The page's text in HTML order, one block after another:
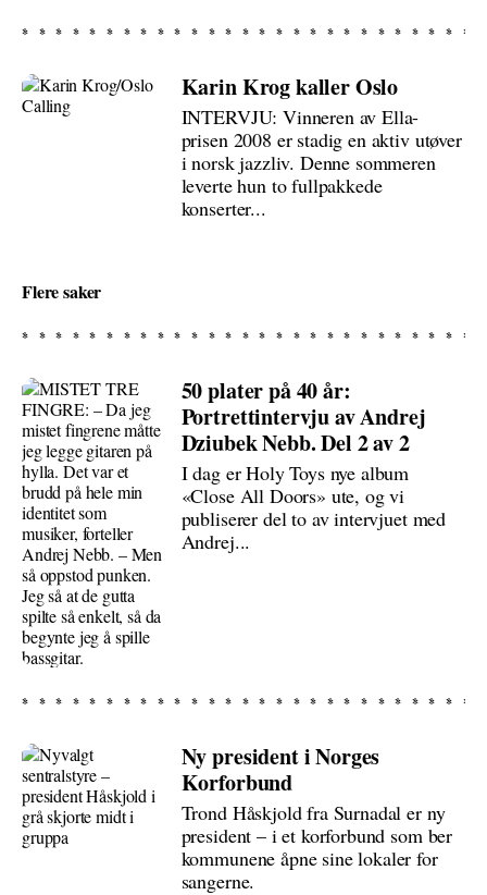
Karin Krog kaller Oslo
INTERVJU: Vinneren av Ella-
prisen 2008 er stadig en aktiv utøver
i norsk jazzliv. Denne sommeren
leverte hun to fullpakkede
konserter...
Flere saker
50 plater på 40 år:
Portrettintervju av Andrej
Dziubek Nebb. Del 2 av 2
I dag er Holy Toys nye album
«Close All Doors» ute, og vi
publiserer del to av intervjuet med
Andrej...
Ny president i Norges
Korforbund
Trond Håskjold fra Surnadal er ny
president – i et korforbund som ber
kommunene åpne sine lokaler for
sangerne.